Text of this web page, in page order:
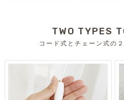
TWO TYPES
コード式とチェーン式の